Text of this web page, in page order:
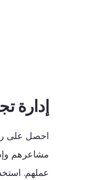
إدارة
احصل على
مشاعرهم
عملهم.